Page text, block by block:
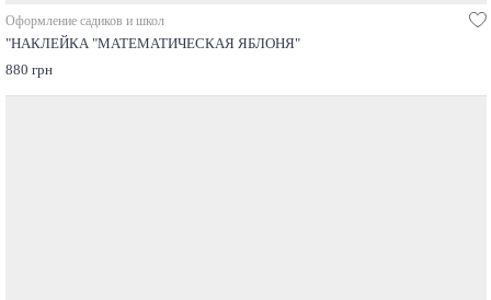
Оформление садиков и школ
"НАКЛЕЙКА "МАТЕМАТИЧЕСКАЯ ЯБЛОНЯ"
880 грн